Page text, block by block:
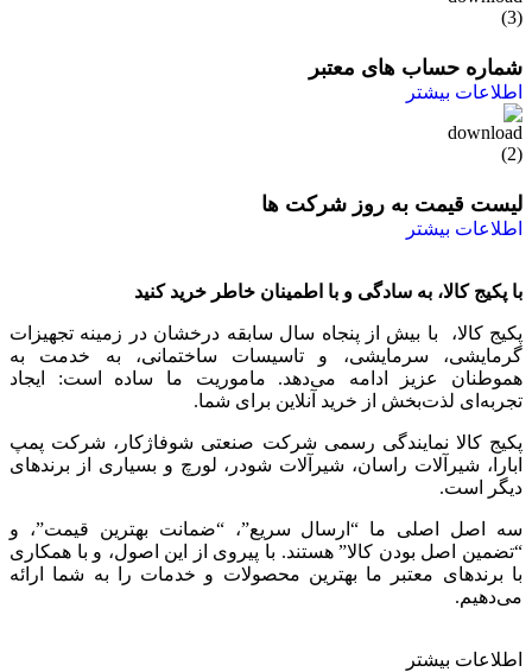
شماره حساب های معتبر
اطلاعات بیشتر
لیست قیمت به روز شرکت ها
اطلاعات بیشتر
با پکیج کالا، به سادگی و با اطمینان خاطر خرید کنید
پکیج کالا، با بیش از پنجاه سال سابقه درخشان در زمینه تجهیزات
گرمایشی، سرمایشی، و تاسیسات ساختمانی، به خدمت به
هموطنان عزیز ادامه می‌دهد. ماموریت ما ساده است: ایجاد
تجربه‌ای لذت‌بخش از خرید آنلاین برای شما.
پکیج کالا نمایندگی رسمی شرکت صنعتی شوفاژکار، شرکت پمپ
ابارا، شیرآلات راسان، شیرآلات شودر، لورچ و بسیاری از برندهای
دیگر است.
سه اصل اصلی ما “ارسال سریع”، “ضمانت بهترین قیمت”، و
“تضمین اصل بودن کالا” هستند. با پیروی از این اصول، و با همکاری
با برندهای معتبر ما بهترین محصولات و خدمات را به شما ارائه
می‌دهیم.
اطلاعات بیشتر